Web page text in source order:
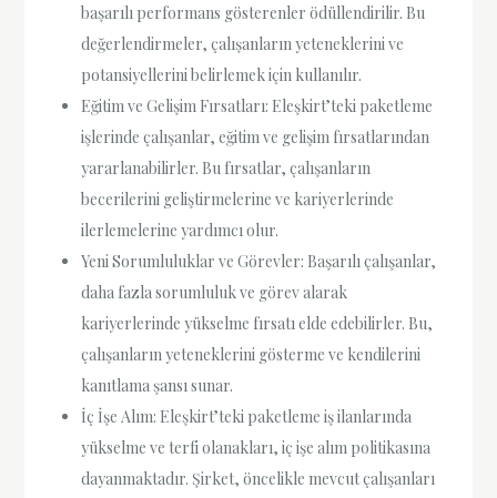
başarılı performans gösterenler ödüllendirilir. Bu
değerlendirmeler, çalışanların yeteneklerini ve
potansiyellerini belirlemek için kullanılır.
Eğitim ve Gelişim Fırsatları: Eleşkirt’teki paketleme
işlerinde çalışanlar, eğitim ve gelişim fırsatlarından
yararlanabilirler. Bu fırsatlar, çalışanların
becerilerini geliştirmelerine ve kariyerlerinde
ilerlemelerine yardımcı olur.
Yeni Sorumluluklar ve Görevler: Başarılı çalışanlar,
daha fazla sorumluluk ve görev alarak
kariyerlerinde yükselme fırsatı elde edebilirler. Bu,
çalışanların yeteneklerini gösterme ve kendilerini
kanıtlama şansı sunar.
İç İşe Alım: Eleşkirt’teki paketleme iş ilanlarında
yükselme ve terfi olanakları, iç işe alım politikasına
dayanmaktadır. Şirket, öncelikle mevcut çalışanları